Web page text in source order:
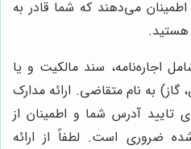
می‌دهند که شما قادر به
هستید.
اجاره‌نامه، سند مالکیت و یا
به نام متقاضی. ارائه مدارک
تایید آدرس شما و اطمینان از
ضروری است. لطفاً از ارائه